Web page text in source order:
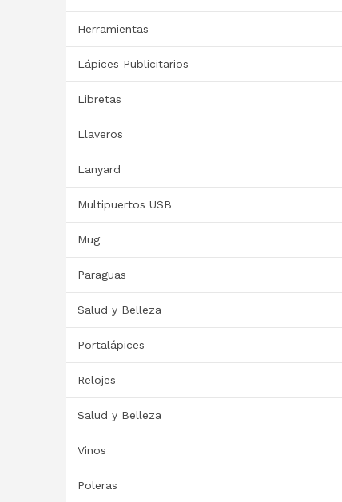
Herramientas
Lápices Publicitarios
Libretas
Llaveros
Lanyard
Multipuertos USB
Mug
Paraguas
Salud y Belleza
Portalápices
Relojes
Salud y Belleza
Vinos
Poleras